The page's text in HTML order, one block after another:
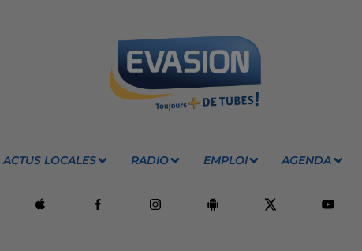
ACTUS LOCALES RADIO EMPLOI AGENDA